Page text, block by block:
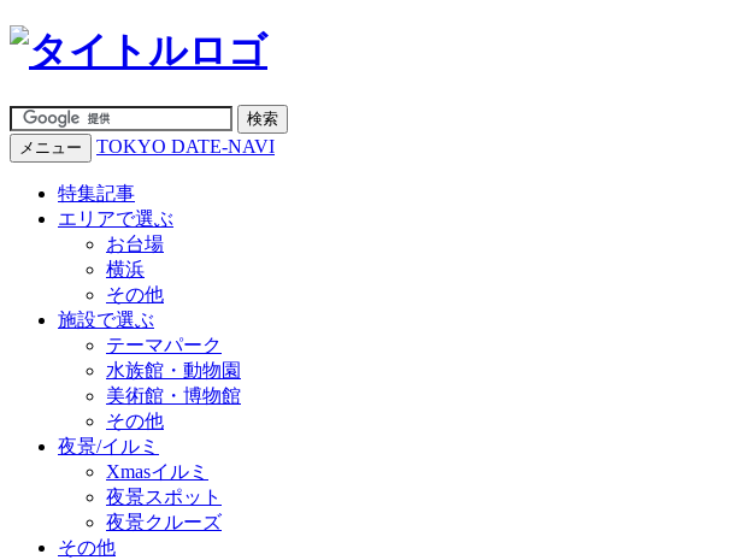
メニュー TOKYO DATE-NAVI
特集記事
エリアで選ぶ
お台場
横浜
その他
施設で選ぶ
テーマパーク
水族館・動物園
美術館・博物館
その他
夜景/イルミ
Xmasイルミ
夜景スポット
夜景クルーズ
その他